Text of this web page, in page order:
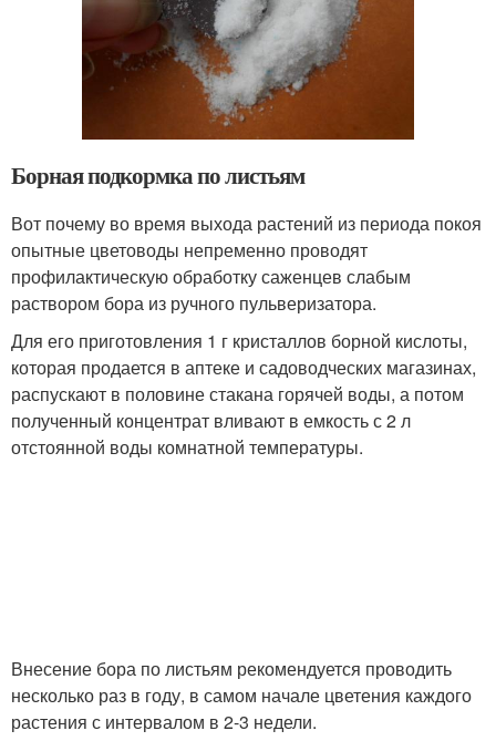
Борная подкормка по листьям
Вот почему во время выхода растений из периода покоя
опытные цветоводы непременно проводят
профилактическую обработку саженцев слабым
раствором бора из ручного пульверизатора.
Для его приготовления 1 г кристаллов борной кислоты,
которая продается в аптеке и садоводческих магазинах,
распускают в половине стакана горячей воды, а потом
полученный концентрат вливают в емкость с 2 л
отстоянной воды комнатной температуры.
Внесение бора по листьям рекомендуется проводить
несколько раз в году, в самом начале цветения каждого
растения с интервалом в 2-3 недели.